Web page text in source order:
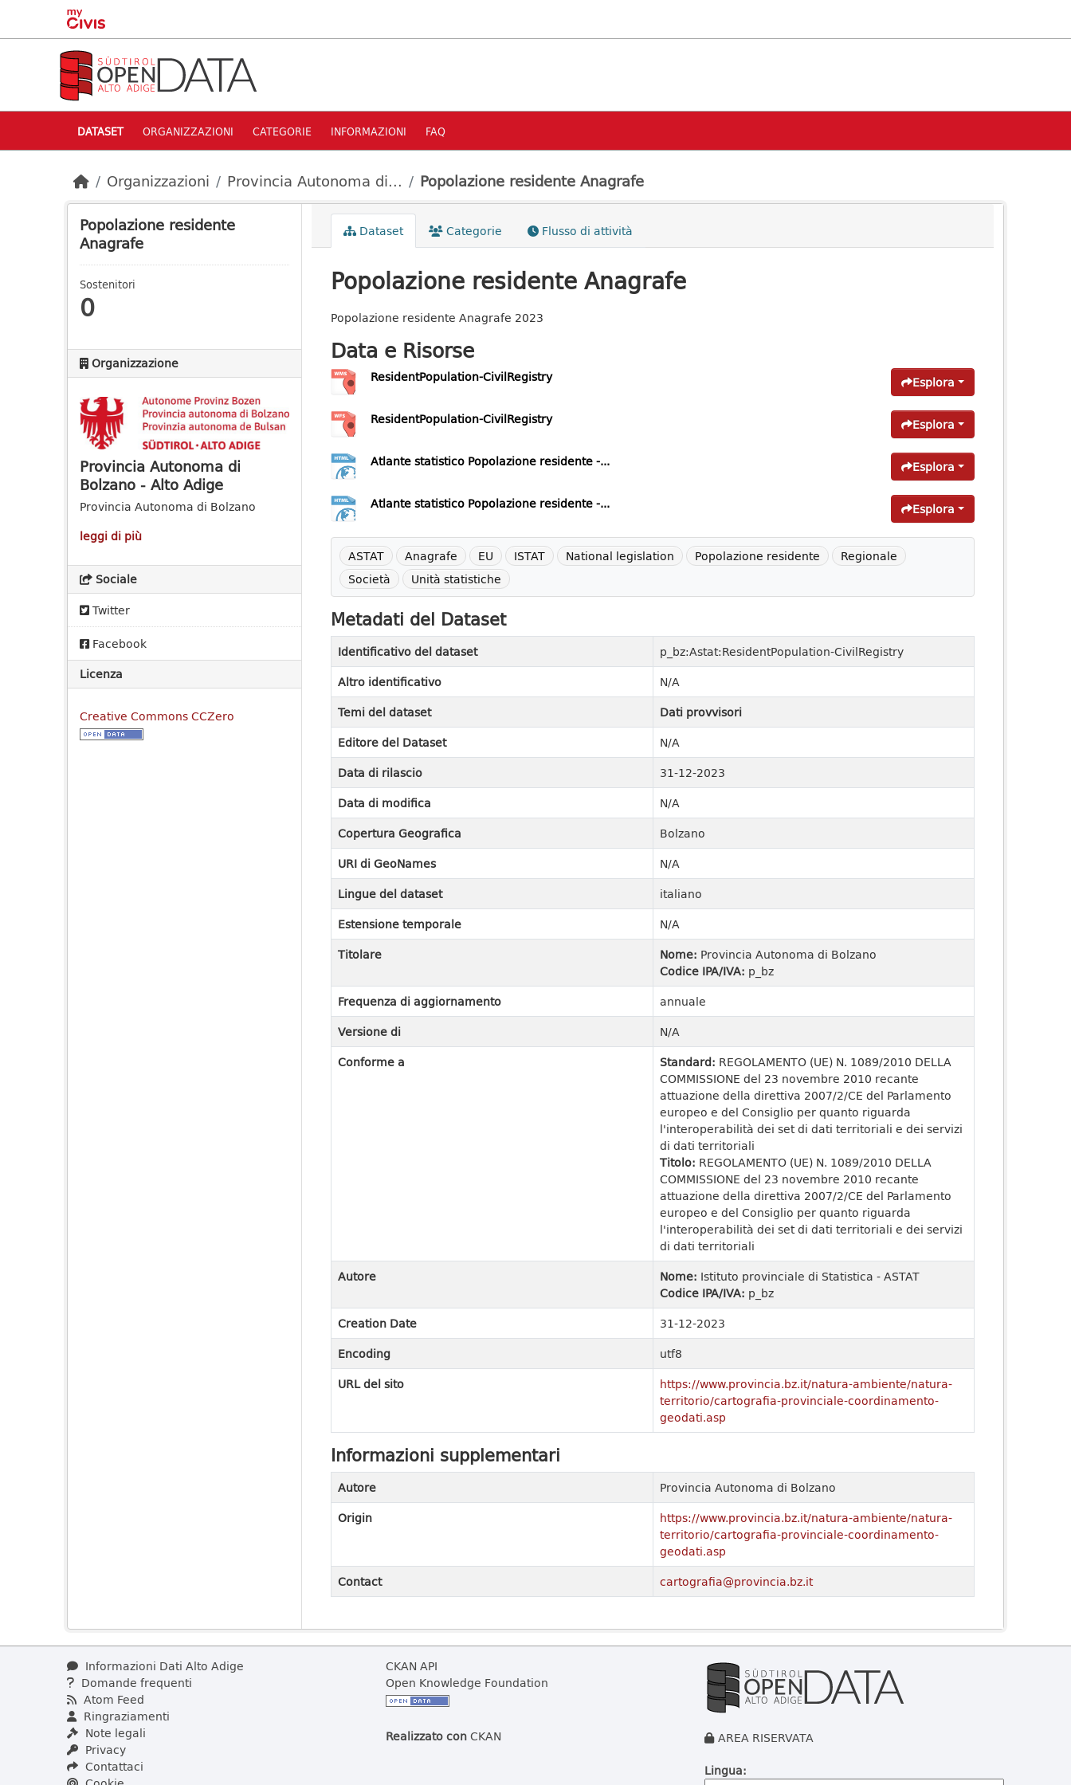
Skip to main content
DATASET ORGANIZZAZIONI CATEGORIE INFORMAZIONI FAQ
Organizzazioni Provincia Autonoma di... Popolazione residente Anagrafe
Popolazione residente
Anagrafe
Sostenitori
0
Organizzazione
Provincia Autonoma di
Bolzano - Alto Adige
Provincia Autonoma di Bolzano
leggi di più
Sociale
Twitter
Facebook
Licenza
Creative Commons CCZero
Dataset Categorie Flusso di attività
Popolazione residente Anagrafe
Popolazione residente Anagrafe 2023
Data e Risorse
ResidentPopulation-CivilRegistry Esplora
ResidentPopulation-CivilRegistry Esplora
Atlante statistico Popolazione residente -... Esplora
Atlante statistico Popolazione residente -... Esplora
ASTAT Anagrafe EU ISTAT National legislation Popolazione residente
Regionale
Società
Unità statistiche
Metadati del Dataset
Identificativo del dataset
p_bz:Astat:ResidentPopulation-CivilRegistry
Altro identificativo
N/A
Temi del dataset
Dati provvisori
Editore del Dataset
N/A
Data di rilascio
31-12-2023
Data di modifica
N/A
Copertura Geografica
Bolzano
URI di GeoNames
N/A
Lingue del dataset
italiano
Estensione temporale
N/A
Titolare
Nome: Provincia Autonoma di Bolzano
Codice IPA/IVA: p_bz
Frequenza di aggiornamento
annuale
Versione di
N/A
Conforme a
Standard: REGOLAMENTO (UE) N. 1089/2010 DELLA
COMMISSIONE del 23 novembre 2010 recante
attuazione della direttiva 2007/2/CE del Parlamento
europeo e del Consiglio per quanto riguarda
l'interoperabilità dei set di dati territoriali e dei servizi
di dati territoriali
Titolo: REGOLAMENTO (UE) N. 1089/2010 DELLA
COMMISSIONE del 23 novembre 2010 recante
attuazione della direttiva 2007/2/CE del Parlamento
europeo e del Consiglio per quanto riguarda
l'interoperabilità dei set di dati territoriali e dei servizi
di dati territoriali
Autore
Nome: Istituto provinciale di Statistica - ASTAT
Codice IPA/IVA: p_bz
Creation Date
31-12-2023
Encoding
utf8
URL del sito
https://www.provincia.bz.it/natura-ambiente/natura-
territorio/cartografia-provinciale-coordinamento-
geodati.asp
Informazioni supplementari
Autore
Provincia Autonoma di Bolzano
Origin
https://www.provincia.bz.it/natura-ambiente/natura-
territorio/cartografia-provinciale-coordinamento-
geodati.asp
Contact
cartografia@provincia.bz.it
Informazioni Dati Alto Adige
Domande frequenti
Atom Feed
Ringraziamenti
Note legali
Privacy
Contattaci
CKAN API
Open Knowledge Foundation
Realizzato conCKAN
AREA RISERVATA
Lingua